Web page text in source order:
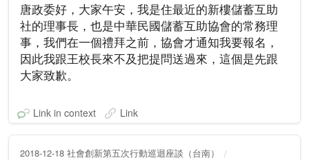
唐政委好，大家午安，我是住最近的新樓儲蓄互助
社的理事長，也是中華民國儲蓄互助協會的常務理
事，我們在一個禮拜之前，協會才通知我要報名，
因此我跟王校長來不及把提問送過來，這個是先跟
大家致歉。
Link in context Link
2018-12-18 社會創新第五次行動巡迴座談（台南）